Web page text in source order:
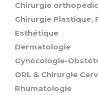
Chirurgie
Chirurgie Plastique,
Esthétique
Dermatologie
Gynécologie-
ORL & Chirurgie
Rhumatologie